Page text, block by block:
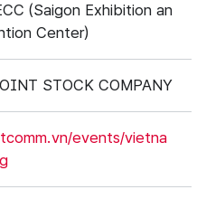
(Saigon Exhibition an
Center)
STOCK COMPANY
events/vietna